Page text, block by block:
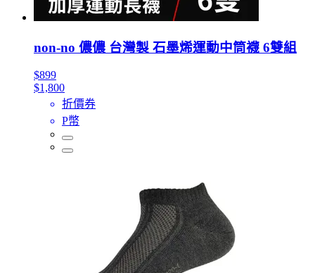
non-no 儂儂 台灣製 石墨烯運動中筒襪 6雙組
$899
$1,800
折價券
P幣